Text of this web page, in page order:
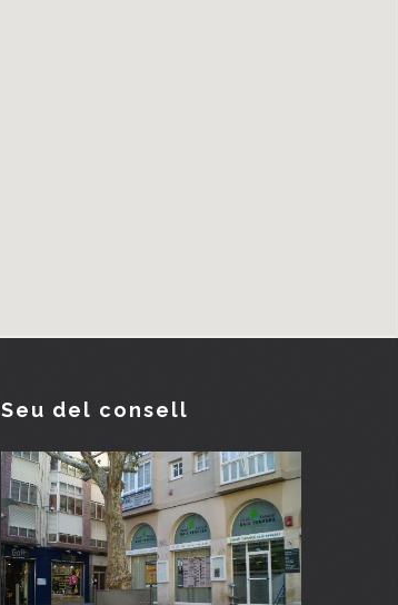
Seu del consell